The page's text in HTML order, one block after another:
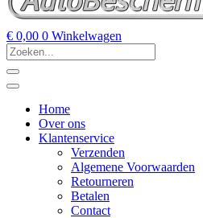
€ 0,00 0 Winkelwagen
Home
Over ons
Klantenservice
Verzenden
Algemene Voorwaarden
Retourneren
Betalen
Contact